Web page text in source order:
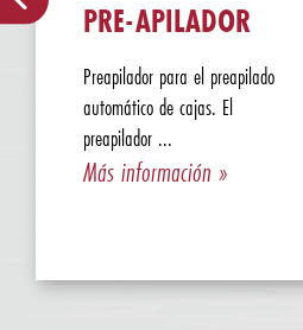
PRE-APILADOR
Preapilador para el preapilado
automático de cajas. El
preapilador ...
Más información »